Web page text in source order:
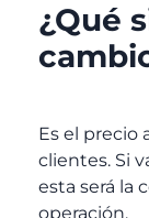
¿Qué
Es el precio
clientes. Si
esta será la
operación.